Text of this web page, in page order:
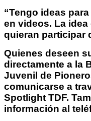
“Tengo ideas
en videos. La
quieran participar
Quienes deseen
directamente a la
Juvenil de
comunicarse a
Spotlight TDF.
información al